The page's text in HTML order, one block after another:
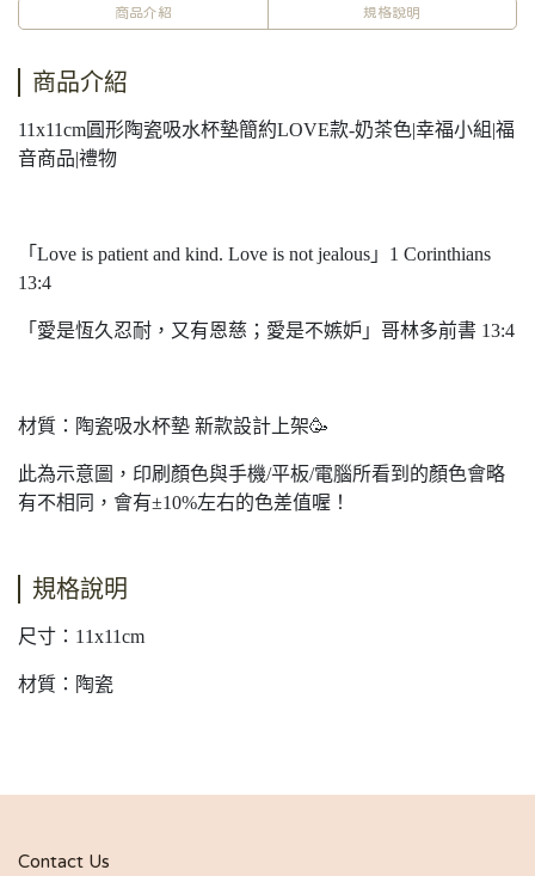
商品介紹 規格說明
商品介紹
11x11cm圓形陶瓷吸水杯墊簡約LOVE款-奶茶色|幸福小組|福
音商品|禮物
「Love is patient and kind. Love is not jealous」1 Corinthians
13:4
「愛是恆久忍耐，又有恩慈；愛是不嫉妒」哥林多前書 13:4
材質：陶瓷吸水杯墊 新款設計上架🥳
此為示意圖，印刷顏色與手機/平板/電腦所看到的顏色會略
有不相同，會有±10%左右的色差值喔！
規格說明
尺寸：11x11cm
材質：陶瓷
Contact Us